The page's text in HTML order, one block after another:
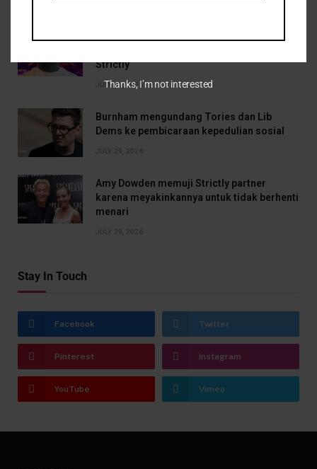
Strictly
JULY 30, 2026
Burnham mengundang Tories dan Lib
Dems ke pembicaraan kepedulian sosial
JULY 29, 2026
Amy Dowden memuji Strictly partner
karena meyakinkannya untuk tidak berhenti
menari
JULY 29, 2026
Stay In Touch
Facebook Twitter
Pinterest Instagram
YouTube Vimeo
Thanks, I’m not interested